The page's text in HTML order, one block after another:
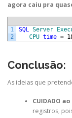
agora caiu pra
1
2
SQL Server
CPU time =
Conclusão:
As ideias que
CUIDADO ao
registros,